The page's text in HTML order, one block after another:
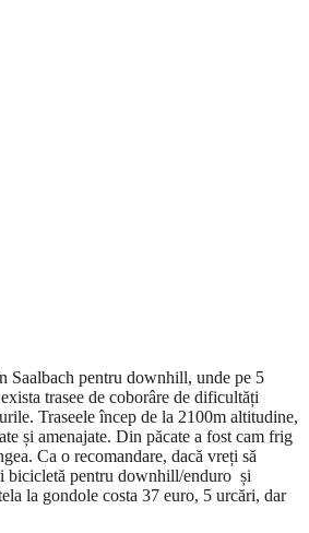
Saalbach pentru downhill, unde pe 5
trasee de coborâre de dificultăți
Traseele încep de la 2100m altitudine,
și amenajate. Din păcate a fost cam frig
Ca o recomandare, dacă vreți să
bicicletă pentru downhill/enduro și
la gondole costa 37 euro, 5 urcări, dar